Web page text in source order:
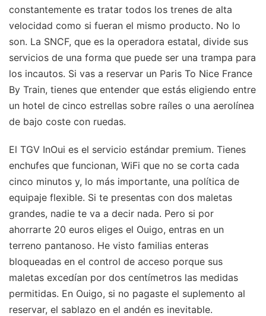
constantemente es tratar todos los trenes de alta
velocidad como si fueran el mismo producto. No lo
son. La SNCF, que es la operadora estatal, divide sus
servicios de una forma que puede ser una trampa para
los incautos. Si vas a reservar un Paris To Nice France
By Train, tienes que entender que estás eligiendo entre
un hotel de cinco estrellas sobre raíles o una aerolínea
de bajo coste con ruedas.
El TGV InOui es el servicio estándar premium. Tienes
enchufes que funcionan, WiFi que no se corta cada
cinco minutos y, lo más importante, una política de
equipaje flexible. Si te presentas con dos maletas
grandes, nadie te va a decir nada. Pero si por
ahorrarte 20 euros eliges el Ouigo, entras en un
terreno pantanoso. He visto familias enteras
bloqueadas en el control de acceso porque sus
maletas excedían por dos centímetros las medidas
permitidas. En Ouigo, si no pagaste el suplemento al
reservar, el sablazo en el andén es inevitable.